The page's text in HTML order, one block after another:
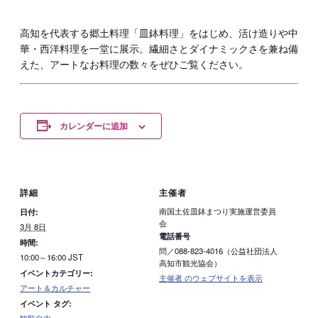
高知を代表する郷土料理「皿鉢料理」をはじめ、活け造りや中
華・西洋料理を一堂に展示。繊細さとダイナミックさを兼ね備
えた、アートなお料理の数々をぜひご覧ください。
カレンダーに追加
詳細
日付:
3月 8日
時間:
10:00～16:00JST
イベントカテゴリー:
アート＆カルチャー
イベント タグ:
主催者
南国土佐皿鉢まつり実施運営委員
会
電話番号
問／088-823-4016（公益社団法人
高知市観光協会）
主催者 のウェブサイトを表示